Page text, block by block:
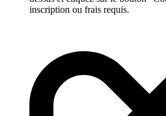
inscription ou frais requis.